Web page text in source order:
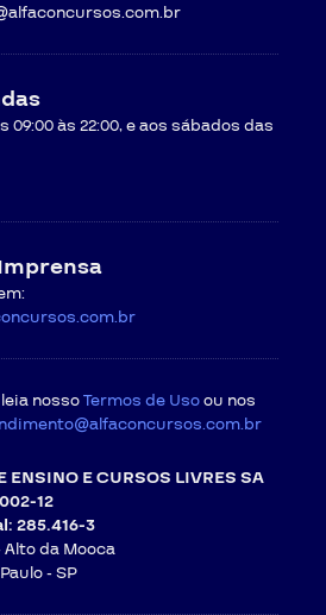
09:00 às 22:00, e aos sábados das
nossoTermos de Usoou nos
ENSINO E CURSOS LIVRES SA
12
285.416-3
Alto da Mooca
- SP